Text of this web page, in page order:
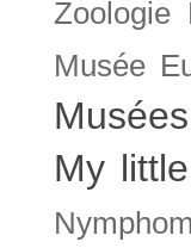
Zoologie
Musée
My